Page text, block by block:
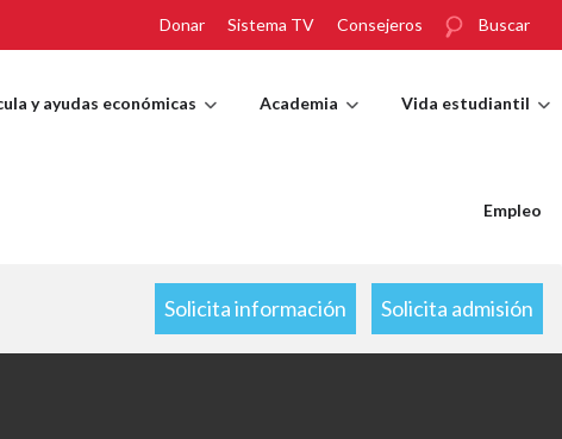
Donar Sistema TV Consejeros Buscar
y ayudas económicas Academia Vida estudiantil
Empleo
Solicita información Solicita admisión